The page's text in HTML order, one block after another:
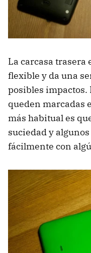
La carcasa trasera
flexible y da una
posibles impactos.
queden marcadas
más habitual es
suciedad y
fácilmente con